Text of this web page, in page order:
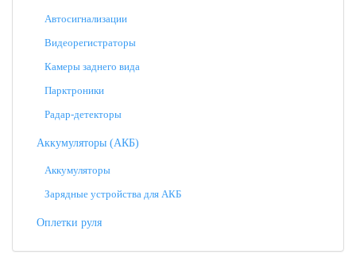
Автосигнализации
Видеорегистраторы
Камеры заднего вида
Парктроники
Радар-детекторы
Аккумуляторы (АКБ)
Аккумуляторы
Зарядные устройства для АКБ
Оплетки руля